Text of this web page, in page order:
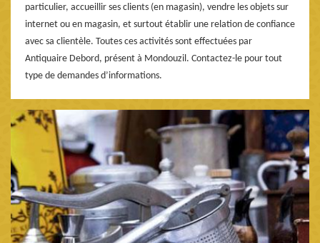
particulier, accueillir ses clients (en magasin), vendre les objets sur
internet ou en magasin, et surtout établir une relation de confiance
avec sa clientèle. Toutes ces activités sont effectuées par
Antiquaire Debord, présent à Mondouzil. Contactez-le pour tout
type de demandes d’informations.